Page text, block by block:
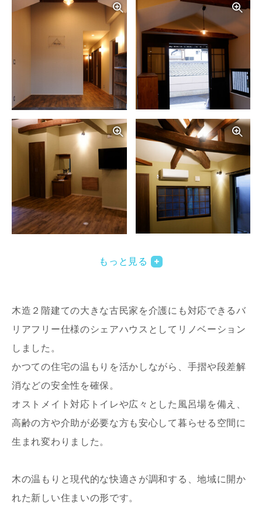
写真を拡大する
写真を拡大する
もっと見る
木造２階建ての大きな古民家を介護にも対応できるバ
リアフリー仕様のシェアハウスとしてリノベーション
しました。
かつての住宅の温もりを活かしながら、手摺や段差解
消などの安全性を確保。
オストメイト対応トイレや広々とした風呂場を備え、
高齢の方や介助が必要な方も安心して暮らせる空間に
生まれ変わりました。
木の温もりと現代的な快適さが調和する、地域に開か
れた新しい住まいの形です。